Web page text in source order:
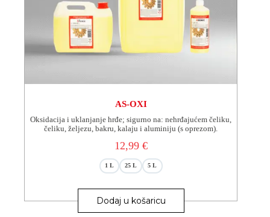
AS-OXI
Oksidacija i uklanjanje hrđe; sigurno na: nehrđajućem čeliku,
čeliku, željezu, bakru, kalaju i aluminiju (s oprezom).
12,99 €
1 L 25 L 5 L
Dodaj u košaricu
proizvod
ima